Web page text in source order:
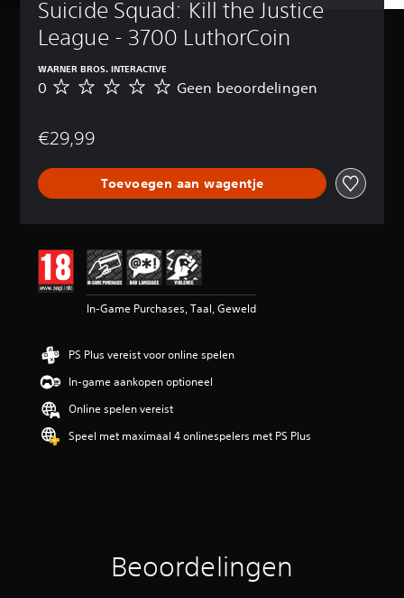
Suicide Squad: Kill the Justice
League - 3700 LuthorCoin
WARNER BROS. INTERACTIVE
G
n
e
o
e
i
0 Geen beoordelingen
€29,99
Toevoegen aan wagentje
In-Game Purchases, Taal, Geweld
PS Plus vereist voor online spelen
In-game aankopen optioneel
Online spelen vereist
Speel met maximaal 4 onlinespelers met PS Plus
Beoordelingen